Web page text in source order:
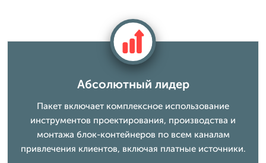
Абсолютный лидер
Пакет включает комплексное использование
инструментов проектирования, производства и
монтажа блок-контейнеров по всем каналам
привлечения клиентов, включая платные источники.